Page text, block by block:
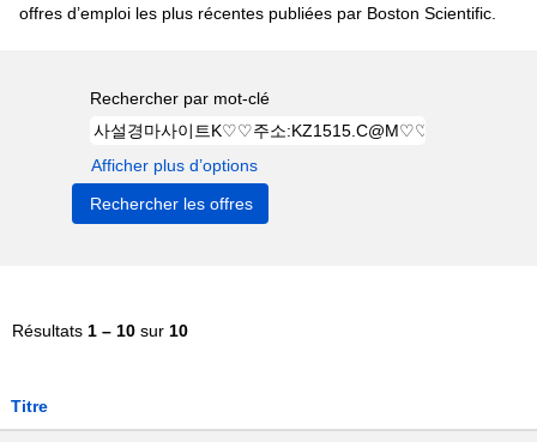
offres d’emploi les plus récentes publiées par Boston Scientific.
Rechercher par mot-clé
Afficher plus d’options
Résultats 1 – 10 sur 10
Titre